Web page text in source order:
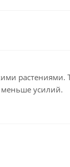
меньше усилий.